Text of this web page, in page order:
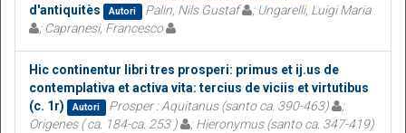
d'antiquitès
Autori Palin, Nils Gustaf
; Ungarelli, Luigi Maria
; Capranesi, Francesco
Hic continentur libri tres prosperi: primus et ij.us de
contemplativa et activa vita: tercius de viciis et virtutibus
(c. 1r)
Autori Prosper : Aquitanus (santo ca. 390-463)
;
Origenes ( ca. 184-ca. 253 )
; Hieronymus (santo ca. 347-419)